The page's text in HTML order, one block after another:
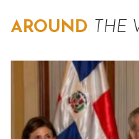
AROUND THE